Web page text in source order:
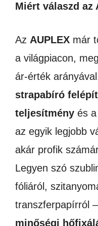
Miért válaszd az
Az AUPLEX már
a világpiacon,
ár-érték
strapabíró
teljesítmény és a
az egyik legjobb
akár profik
Legyen szó
fóliáról,
transzferpapírról
minőségi